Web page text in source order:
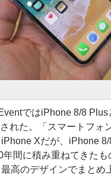
ではiPhone 8/8 Plus
れた。「スマートフォ
Xだが、iPhone
年間に積み重ねてきたも
高のデザインでまとめ